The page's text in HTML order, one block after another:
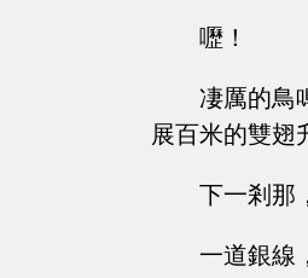
嚦！
凄厲的鳥
展百米的雙翅
下一剎那
一道銀線